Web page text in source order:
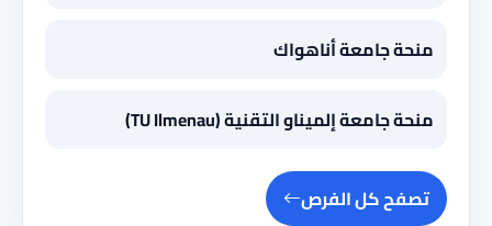
منحة جامعة أناهواك
منحة جامعة إلميناو التقنية (TU Ilmenau)
تصفح كل الفرص